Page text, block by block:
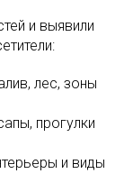
и выявили
лес, зоны
прогулки
и виды